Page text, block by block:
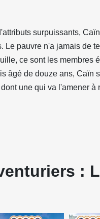
surpuissants,
Le pauvre n'a jamais de
ce sont les membres
âgé de douze ans, Caïn
une qui va l'amener à
: